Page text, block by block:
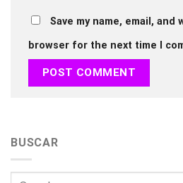
Save my name, email, and
browser for the next time I
BUSCAR